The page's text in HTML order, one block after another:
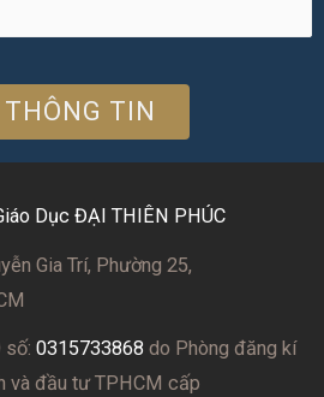
Dục ĐẠI THIÊN PHÚC
Gia Trí, Phường 25,
số: 0315733868 do Phòng đăng kí
và đầu tư TPHCM cấp